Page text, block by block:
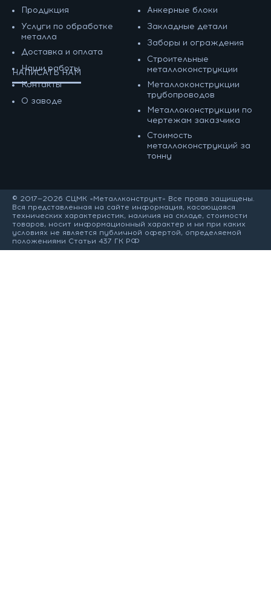
Продукция
Услуги по обработке
металла
Доставка и оплата
Наши работы
Контакты
О заводе
Анкерные блоки
Закладные детали
Заборы и ограждения
Строительные
металлоконструкции
Металлоконструкции
трубопроводов
Металлоконструкции по
чертежам заказчика
Cтоимость
металлоконструкций за
тонну
НАПИСАТЬ НАМ
© 2017—2026 СЦМК «Металлконструкт» Все права защищены.
Вся представленная на сайте информация, касающаяся
технических характеристик, наличия на складе, стоимости
товаров, носит информационный характер и ни при каких
условиях не является публичной офертой, определяемой
положениями Статьи 437 ГК РФ